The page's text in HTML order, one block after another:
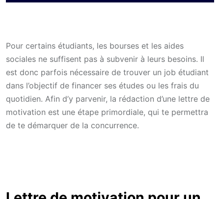
Pour certains étudiants, les bourses et les aides
sociales ne suffisent pas à subvenir à leurs besoins. Il
est donc parfois nécessaire de trouver un job étudiant
dans l’objectif de financer ses études ou les frais du
quotidien. Afin d’y parvenir, la rédaction d’une lettre de
motivation est une étape primordiale, qui te permettra
de te démarquer de la concurrence.